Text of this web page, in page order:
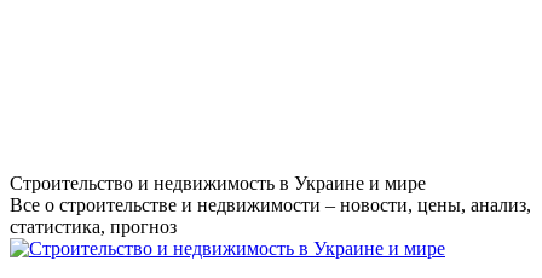
Перейти
к
содержанию
Строительство и недвижимость в Украине и мире
Все о строительстве и недвижимости – новости, цены, анализ,
статистика, прогноз